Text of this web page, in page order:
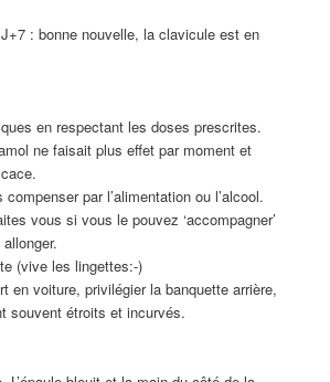
: bonne nouvelle, la clavicule est en
en respectant les doses prescrites.
ne faisait plus effet par moment et
par l’alimentation ou l’alcool.
vous si vous le pouvez ‘accompagner’
(vive les lingettes:-)
en voiture, privilégier la banquette arrière,
souvent étroits et incurvés.